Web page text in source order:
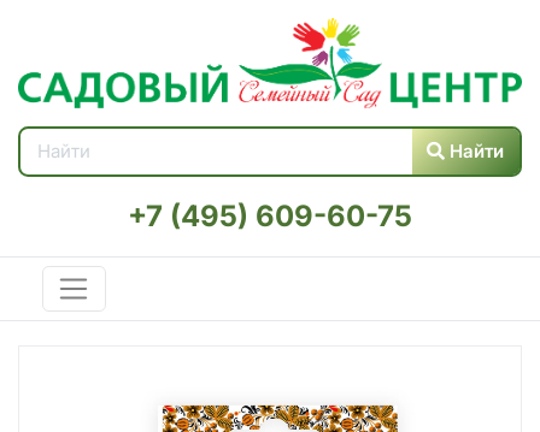
Найти
+7 (495) 609-60-75